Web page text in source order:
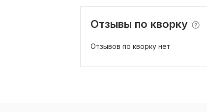
Отзывы по кворку
Отзывов по кворку нет